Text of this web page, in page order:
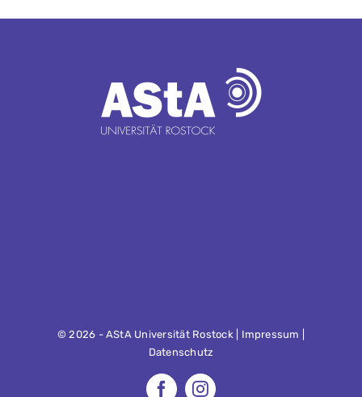
©2026 - AStA Universität Rostock | Impressum
Datenschutz